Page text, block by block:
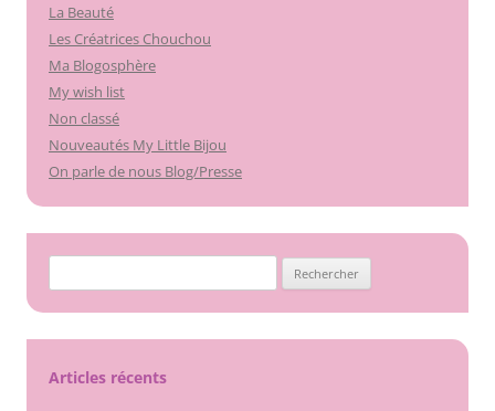
La Beauté
Les Créatrices Chouchou
Ma Blogosphère
My wish list
Non classé
Nouveautés My Little Bijou
On parle de nous Blog/Presse
Articles récents